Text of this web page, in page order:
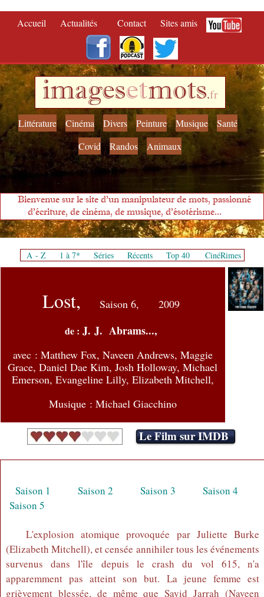
Accueil Actualités Contact Sites amis
imagesetmots.fr
Littérature Cinéma Divers Peinture Musique
Santé
Covid
Randos Animaux
Bienvenue sur le site d'un manipulateur de mots, passionné
d'écriture, de cinéma, de musique, d'ésotérisme...
A - Z 1 à 7* Séries Récents Top 40 CinéRimes
Lost, Saison 6, 2009
de : J. J. Abrams...,
avec : Matthew Fox, Naveen Andrews, Maggie
Grace, Daniel Dae Kim, Josh Holloway, Michael
Emerson, Evangeline Lilly, Elizabeth Mitchell,
Musique : Michael Giacchino
Le Film sur IMDB
Saison 1 Saison 2 Saison 3
Saison 4
Saison 5
L'explosion atomique provoquée par Juliette Burke
(Elizabeth Mitchell), et censée annihiler tous les événements
survenus dans l'île depuis le crash du vol 615, n'a
apparemment pas atteint son but. La jeune femme est
grièvement blessée, de même que Sayid Jarrah (Naveen